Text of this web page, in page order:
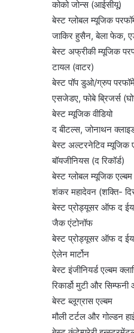
कोको जोन्स (आईसीयू)
बेस्ट ग्लोबल म्यूजिक
जाकिर हुसैन, बेला फेक,
बेस्ट अफ्रीकी म्यूजिक
टायल (वाटर)
बेस्ट पॉप डुओ/ग्रुप
एसजेडए, फोबे ब्रिजर्स
बेस्ट म्यूजिक वीडियो
द बीटल्स, जोनाथन
बेस्ट अल्टरनेटिव म्यूजिक
बॉयजीनियस (द रिकॉर्ड)
बेस्ट ग्लोबल म्यूजिक एल्बम
शंकर महादेवन (शक्ति-
बेस्ट प्रोड्यूसर ऑफ द
जैक एंटोनॉफ
बेस्ट प्रोड्यूसर ऑफ द
ऐलेन मार्टोन
बेस्ट इंजीनियर्ड एल्बम
रिकार्डो मुटी और
बेस्ट ब्लूग्रास एल्बम
मौली टर्टल और गोल्डन